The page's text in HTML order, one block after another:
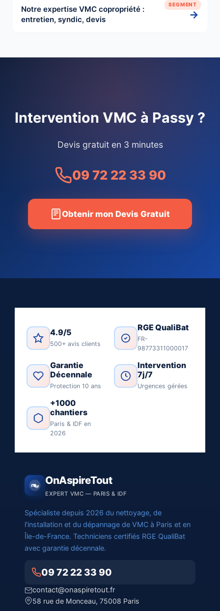
SEGMENT
Notre expertise VMC copropriété :
entretien, syndic, devis
→
Intervention VMC à Passy ?
Devis gratuit en 3 minutes
09 72 22 33 90
Obtenir mon Devis Gratuit
4.9/5
500+ avis clients
RGE QualiBat
FR-
98773311000017
Garantie
Décennale
Protection 10 ans
Intervention
7j/7
Urgences gérées
+1000
chantiers
Paris & IDF en
2026
OnAspireTout
EXPERT VMC — PARIS & IDF
Spécialiste depuis 2026 du nettoyage, de
l'installation et du dépannage de VMC à Paris et en
Île-de-France. Techniciens certifiés RGE QualiBat
avec garantie décennale.
09 72 22 33 90
contact@onaspiretout.fr
58 rue de Monceau, 75008 Paris